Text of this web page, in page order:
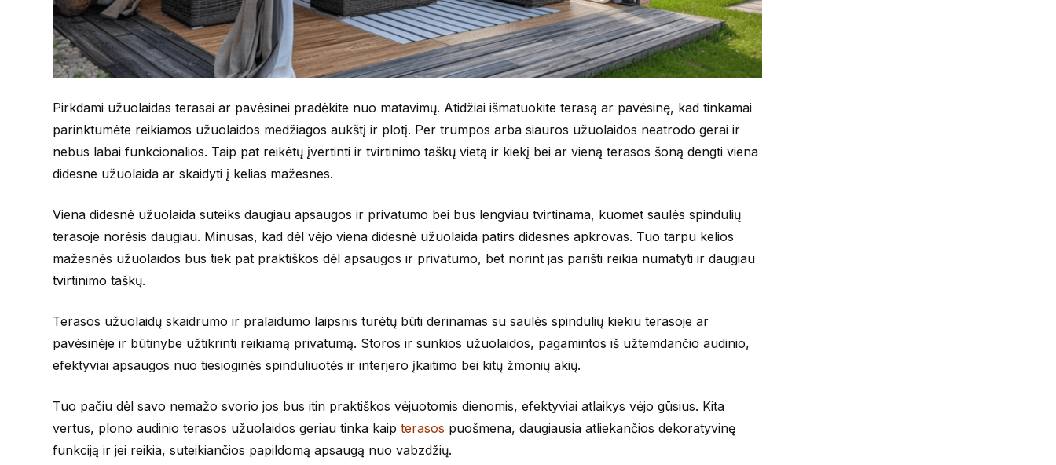
Pirkdami užuolaidas terasai ar pavėsinei pradėkite nuo matavimų. Atidžiai išmatuokite terasą ar pavėsinę, kad tinkamai
parinktumėte reikiamos užuolaidos medžiagos aukštį ir plotį. Per trumpos arba siauros užuolaidos neatrodo gerai ir
nebus labai funkcionalios. Taip pat reikėtų įvertinti ir tvirtinimo taškų vietą ir kiekį bei ar vieną terasos šoną dengti viena
didesne užuolaida ar skaidyti į kelias mažesnes.
Viena didesnė užuolaida suteiks daugiau apsaugos ir privatumo bei bus lengviau tvirtinama, kuomet saulės spindulių
terasoje norėsis daugiau. Minusas, kad dėl vėjo viena didesnė užuolaida patirs didesnes apkrovas. Tuo tarpu kelios
mažesnės užuolaidos bus tiek pat praktiškos dėl apsaugos ir privatumo, bet norint jas parišti reikia numatyti ir daugiau
tvirtinimo taškų.
Terasos užuolaidų skaidrumo ir pralaidumo laipsnis turėtų būti derinamas su saulės spindulių kiekiu terasoje ar
pavėsinėje ir būtinybe užtikrinti reikiamą privatumą. Storos ir sunkios užuolaidos, pagamintos iš užtemdančio audinio,
efektyviai apsaugos nuo tiesioginės spinduliuotės ir interjero įkaitimo bei kitų žmonių akių.
Tuo pačiu dėl savo nemažo svorio jos bus itin praktiškos vėjuotomis dienomis, efektyviai atlaikys vėjo gūsius. Kita
vertus, plono audinio terasos užuolaidos geriau tinka kaip terasos puošmena, daugiausia atliekančios dekoratyvinę
funkciją ir jei reikia, suteikiančios papildomą apsaugą nuo vabzdžių.